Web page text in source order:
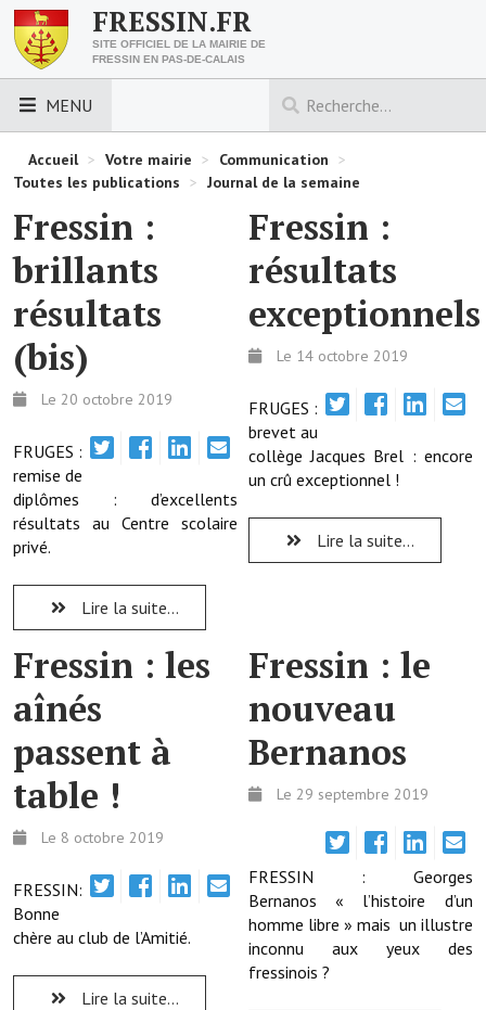
FRESSIN.FR
SITE OFFICIEL DE LA MAIRIE DE
FRESSIN EN PAS-DE-CALAIS
MENU
LES ESSENTIELS
Découvrez Fressin
Venir à Fressin
Urbanisme
Nous contacter
ACCÈS RAPIDE
Démarches administratives
Fêtes et manifestations
Numéros d'urgence
Terrains et maisons à vendre
VOTRE MAIRIE
Elus et agents
Le personnel municipal
Les moyens financiers
Note de synthèse financière
Accueil > Votre mairie > Communication >
Toutes les publications > Journal de la semaine
Fressin :
brillants
résultats
(bis)
Le 20 octobre 2019
FRUGES :
remise de
diplômes : d’excellents
résultats au Centre scolaire
privé.
Lire la suite...
Fressin :
résultats
exceptionnels
Le 14 octobre 2019
FRUGES :
brevet au
collège Jacques Brel : encore
un crû exceptionnel !
Lire la suite...
Fressin : les
aînés
passent à
table !
Le 8 octobre 2019
FRESSIN:
Bonne
chère au club de l’Amitié.
Lire la suite...
Fressin : le
nouveau
Bernanos
Le 29 septembre 2019
FRESSIN : Georges
Bernanos « l’histoire d’un
homme libre » mais un illustre
inconnu aux yeux des
fressinois ?